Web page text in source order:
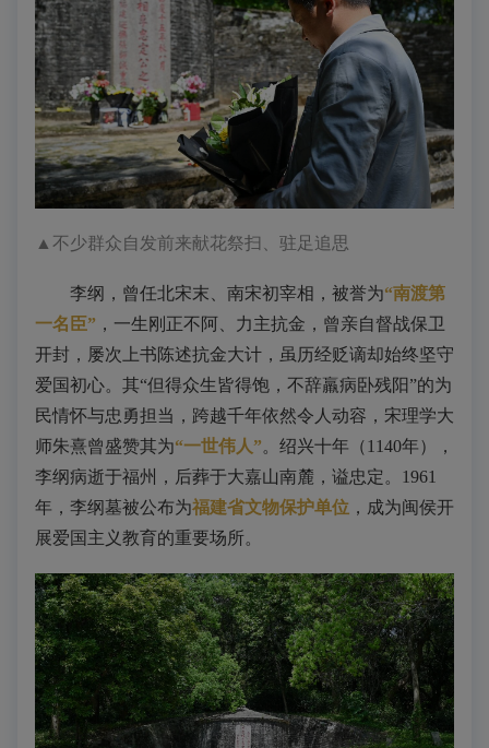
▲ 不少群众自发前来献花祭扫、驻足追思
李纲，曾任北宋末、南宋初宰相，被誉为“南渡第
一名臣” ，一生刚正不阿、力主抗金，曾亲自督战保卫
开封，屡次上书陈述抗金大计，虽历经贬谪却始终坚守
爱国初心。其“但得众生皆得饱，不辞羸病卧残阳”的为
民情怀与忠勇担当，跨越千年依然令人动容，宋理学大
师朱熹曾盛赞其为“一世伟人”。绍兴十年（1140年），
李纲病逝于福州，后葬于大嘉山南麓，谥忠定。1961
年，李纲墓被公布为福建省文物保护单位 ，成为闽侯开
展爱国主义教育的重要场所。